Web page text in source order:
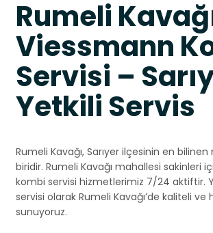
Rumeli
Viessmann
Servisi –
Yetkili Servis
Rumeli Kavağı, Sarıyer ilçesinin en
biridir. Rumeli Kavağı mahallesi sakinleri
kombi servisi hizmetlerimiz 7/24 aktiftir.
servisi olarak Rumeli Kavağı’de kaliteli ve
sunuyoruz.